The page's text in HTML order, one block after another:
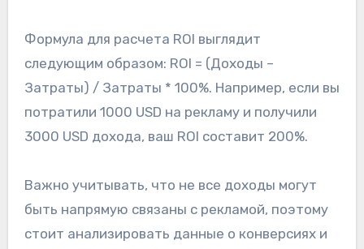
Формула для расчета ROI выглядит
следующим образом: ROI = (Доходы –
Затраты) / Затраты * 100%. Например, если вы
потратили 1000 USD на рекламу и получили
3000 USD дохода, ваш ROI составит 200%.
Важно учитывать, что не все доходы могут
быть напрямую связаны с рекламой, поэтому
стоит анализировать данные о конверсиях и